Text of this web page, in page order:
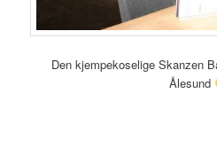
Den kjempekoselige Skanzen
Ålesund